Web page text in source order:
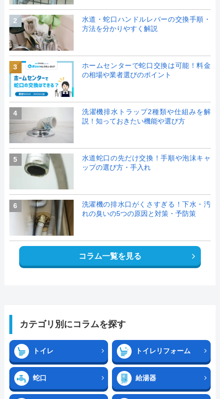
2
水道・蛇口ハンドルレバーの交換手順・
方法を分かりやすく解説
3
ホームセンターで蛇口交換は可能！料金
の相場や業者選びのポイント
4
洗濯機排水トラップ2種類や仕組みを解
説！知っておきたい機能や選び方
5
水道蛇口の先だけ交換！手順や泡沫キャ
ップの選び方・手入れ
6
洗濯機の排水口がくさすぎる！下水・汚
れの臭いの5つの原因と対策・予防策
コラム一覧を見る
カテゴリ別にコラムを探す
トイレ トイレリフォーム
蛇口 給湯器